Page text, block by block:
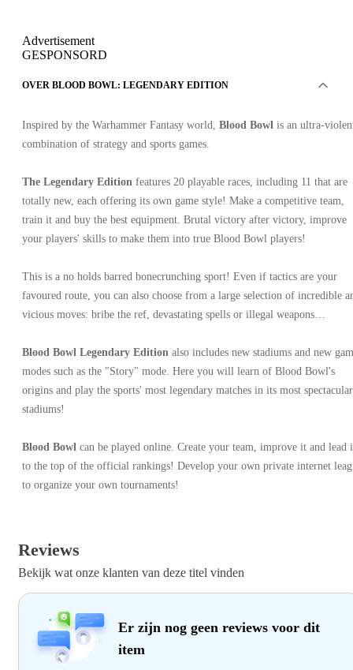
Advertisement
GESPONSORD
OVER BLOOD BOWL: LEGENDARY EDITION
Inspired by the Warhammer Fantasy world, Blood Bowl is an ultra-
combination of strategy and sports games.
The Legendary Edition features 20 playable races, including 11 that are
totally new, each offering its own game style! Make a competitive team,
train it and buy the best equipment. Brutal victory after victory, improve
your players' skills to make them into true Blood Bowl players!
This is a no holds barred bonecrunching sport! Even if tactics are your
favoured route, you can also choose from a large selection of incredible
vicious moves: bribe the ref, devastating spells or illegal weapons…
Blood Bowl Legendary Edition also includes new stadiums and new
modes such as the "Story" mode. Here you will learn of Blood Bowl's
origins and play the sports' most legendary matches in its most spectacular
stadiums!
Blood Bowl can be played online. Create your team, improve it and lead
to the top of the official rankings! Develop your own private internet
to organize your own tournaments!
Reviews
Bekijk wat onze klanten van deze titel vinden
Er zijn nog geen reviews voor dit
item